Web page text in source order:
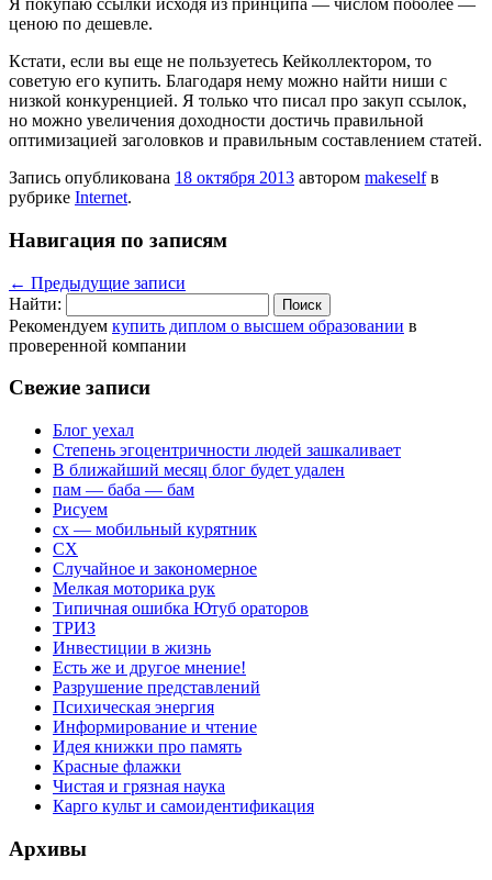
Я покупаю ссылки исходя из принципа — числом поболее —
ценою по дешевле.
Кстати, если вы еще не пользуетесь Кейколлектором, то
советую его купить. Благодаря нему можно найти ниши с
низкой конкуренцией. Я только что писал про закуп ссылок,
но можно увеличения доходности достичь правильной
оптимизацией заголовков и правильным составлением статей.
Запись опубликована 18 октября 2013 автором makeselfв
рубрике Internet.
Навигация по записям
← Предыдущие записи
Найти:
Рекомендуем купить диплом о высшем образовании в
проверенной компании
Свежие записи
Блог уехал
Степень эгоцентричности людей зашкаливает
В ближайший месяц блог будет удален
пам — баба — бам
Рисуем
сх — мобильный курятник
СХ
Случайное и закономерное
Мелкая моторика рук
Типичная ошибка Ютуб ораторов
ТРИЗ
Инвестиции в жизнь
Есть же и другое мнение!
Разрушение представлений
Психическая энергия
Информирование и чтение
Идея книжки про память
Красные флажки
Чистая и грязная наука
Карго культ и самоидентификация
Архивы